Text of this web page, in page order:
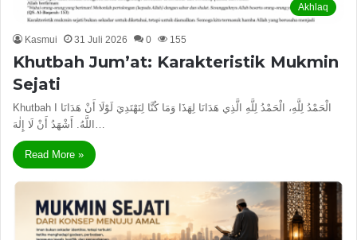
Akhlaq
Kasmui 31 Juli 2026 0 155
Khutbah Jum’at: Karakteristik Mukmin
Sejati
Khutbah I الْحَمْدُ لِلَّهِ، الْحَمْدُ لِلَّهِ الَّذِي هَدَانَا لِهَذَا وَمَا كُنَّا لِنَهْتَدِيَ لَوْلَا أَنْ هَدَانَا
Read More »